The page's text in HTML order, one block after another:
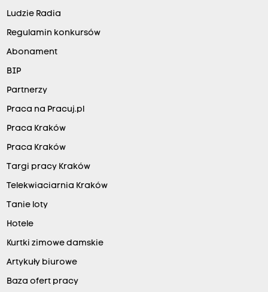
Ludzie Radia
Regulamin konkursów
Abonament
BIP
Partnerzy
Praca na Pracuj.pl
Praca Kraków
Praca Kraków
Targi pracy Kraków
Telekwiaciarnia Kraków
Tanie loty
Hotele
Kurtki zimowe damskie
Artykuły biurowe
Baza ofert pracy